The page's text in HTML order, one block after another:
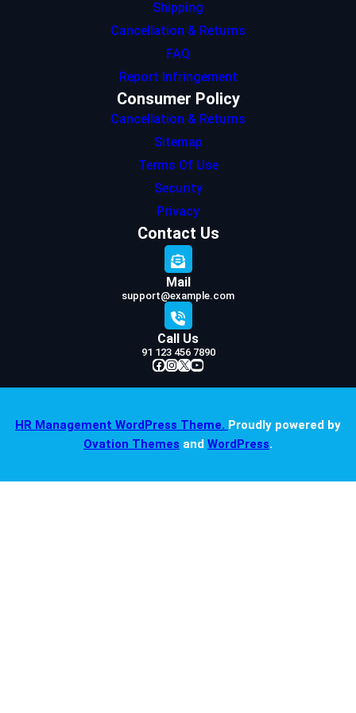
Shipping
Cancellation & Returns
FAQ
Report Infringement
Consumer Policy
Cancellation & Returns
Sitemap
Terms Of Use
Security
Privacy
Contact Us
Mail
support@example.com
Call Us
91 123 456 7890
Facebook InstagramX YouTube
HR Management WordPress Theme. Proudly powered by
Ovation Themes and WordPress.